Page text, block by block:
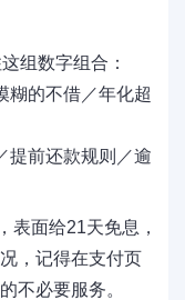
组数字组合：
糊的不借／年化超
提前还款规则／逾
表面给21天免息，
，记得在支付页
不必要服务。